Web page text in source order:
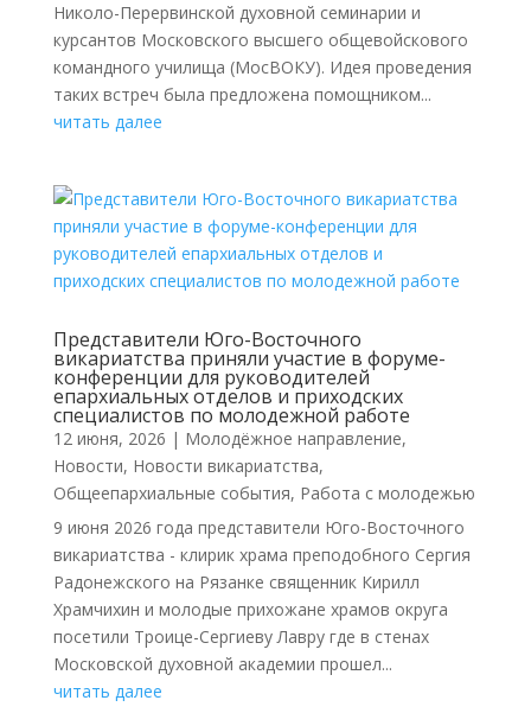
Николо-Перервинской духовной семинарии и
курсантов Московского высшего общевойскового
командного училища (МосВОКУ). Идея проведения
таких встреч была предложена помощником...
читать далее
Представители Юго-Восточного
викариатства приняли участие в форуме-
конференции для руководителей
епархиальных отделов и приходских
специалистов по молодежной работе
12 июня, 2026 | Молодёжное направление,
Новости, Новости викариатства,
Общеепархиальные события, Работа с молодежью
9 июня 2026 года представители Юго-Восточного
викариатства - клирик храма преподобного Сергия
Радонежского на Рязанке священник Кирилл
Храмчихин и молодые прихожане храмов округа
посетили Троице-Сергиеву Лавру где в стенах
Московской духовной академии прошел...
читать далее